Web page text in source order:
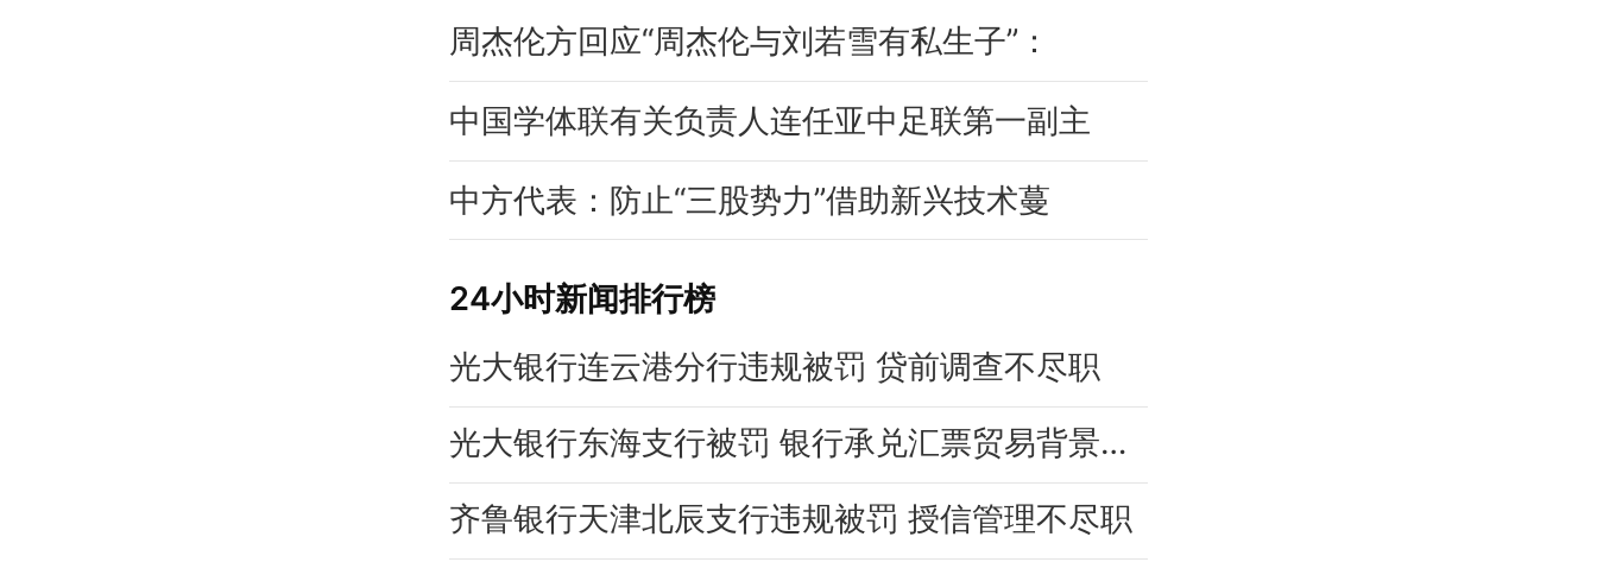
周杰伦方回应“周杰伦与刘若雪有私生子”：
中国学体联有关负责人连任亚中足联第一副主
中方代表：防止“三股势力”借助新兴技术蔓
24小时新闻排行榜
光大银行连云港分行违规被罚 贷前调查不尽职
光大银行东海支行被罚 银行承兑汇票贸易背景审查不严
齐鲁银行天津北辰支行违规被罚 授信管理不尽职